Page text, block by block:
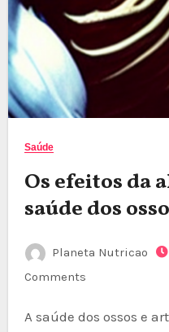
Saúde
Os efeitos da
saúde dos
Planeta Nutricao
Comments
A saúde dos ossos e articulações é crucial para